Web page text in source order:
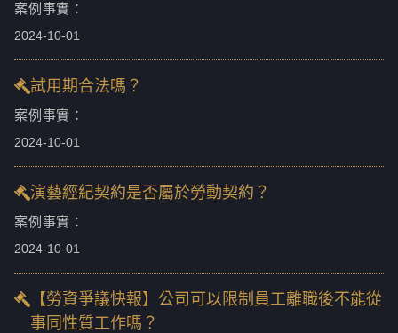
案例事實：
2024-10-01
試用期合法嗎？
案例事實：
2024-10-01
演藝經紀契約是否屬於勞動契約？
案例事實：
2024-10-01
【勞資爭議快報】公司可以限制員工離職後不能從
事同性質工作嗎？